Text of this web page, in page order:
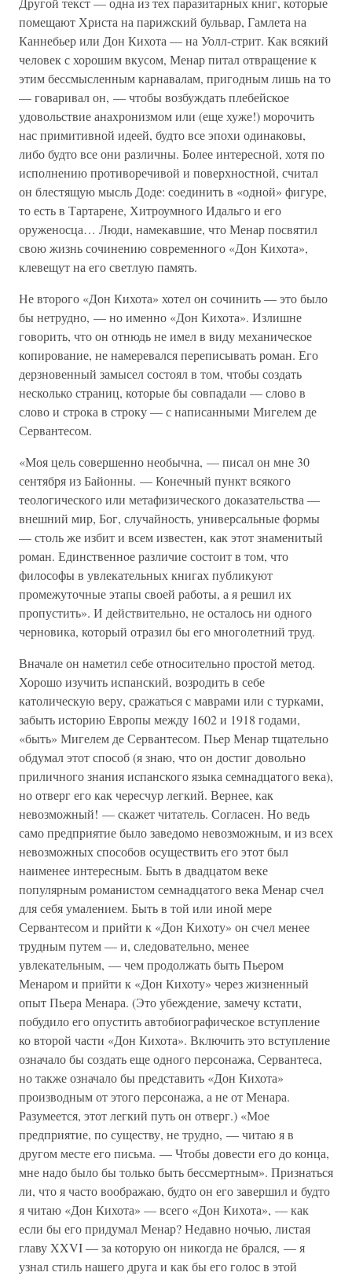
помещают Христа на парижский бульвар, Гамлета на
Каннебьер или Дон Кихота — на Уолл-стрит. Как всякий
человек с хорошим вкусом, Менар питал отвращение к
этим бессмысленным карнавалам, пригодным лишь на то
— говаривал он, — чтобы возбуждать плебейское
удовольствие анахронизмом или (еще хуже!) морочить
нас примитивной идеей, будто все эпохи одинаковы,
либо будто все они различны. Более интересной, хотя по
исполнению противоречивой и поверхностной, считал
он блестящую мысль Доде: соединить в «одной» фигуре,
то есть в Тартарене, Хитроумного Идальго и его
оруженосца… Люди, намекавшие, что Менар посвятил
свою жизнь сочинению современного «Дон Кихота»,
клевещут на его светлую память.
Не второго «Дон Кихота» хотел он сочинить — это было
бы нетрудно, — но именно «Дон Кихота». Излишне
говорить, что он отнюдь не имел в виду механическое
копирование, не намеревался переписывать роман. Его
дерзновенный замысел состоял в том, чтобы создать
несколько страниц, которые бы совпадали — слово в
слово и строка в строку — с написанными Мигелем де
Сервантесом.
«Моя цель совершенно необычна, — писал он мне 30
сентября из Байонны. — Конечный пункт всякого
теологического или метафизического доказательства —
внешний мир, Бог, случайность, универсальные формы
— столь же избит и всем известен, как этот знаменитый
роман. Единственное различие состоит в том, что
философы в увлекательных книгах публикуют
промежуточные этапы своей работы, а я решил их
пропустить». И действительно, не осталось ни одного
черновика, который отразил бы его многолетний труд.
Вначале он наметил себе относительно простой метод.
Хорошо изучить испанский, возродить в себе
католическую веру, сражаться с маврами или с турками,
забыть историю Европы между 1602 и 1918 годами,
«быть» Мигелем де Сервантесом. Пьер Менар тщательно
обдумал этот способ (я знаю, что он достиг довольно
приличного знания испанского языка семнадцатого века),
но отверг его как чересчур легкий. Вернее, как
невозможный! — скажет читатель. Согласен. Но ведь
само предприятие было заведомо невозможным, и из всех
невозможных способов осуществить его этот был
наименее интересным. Быть в двадцатом веке
популярным романистом семнадцатого века Менар счел
для себя умалением. Быть в той или иной мере
Сервантесом и прийти к «Дон Кихоту» он счел менее
трудным путем — и, следовательно, менее
увлекательным, — чем продолжать быть Пьером
Менаром и прийти к «Дон Кихоту» через жизненный
опыт Пьера Менара. (Это убеждение, замечу кстати,
побудило его опустить автобиографическое вступление
ко второй части «Дон Кихота». Включить это вступление
означало бы создать еще одного персонажа, Сервантеса,
но также означало бы представить «Дон Кихота»
производным от этого персонажа, а не от Менара.
Разумеется, этот легкий путь он отверг.) «Мое
предприятие, по существу, не трудно, — читаю я в
другом месте его письма. — Чтобы довести его до конца,
мне надо было бы только быть бессмертным». Признаться
ли, что я часто воображаю, будто он его завершил и будто
я читаю «Дон Кихота» — всего «Дон Кихота», — как
если бы его придумал Менар? Недавно ночью, листая
главу XXVI — за которую он никогда не брался, — я
узнал стиль нашего друга и как бы его голос в этой